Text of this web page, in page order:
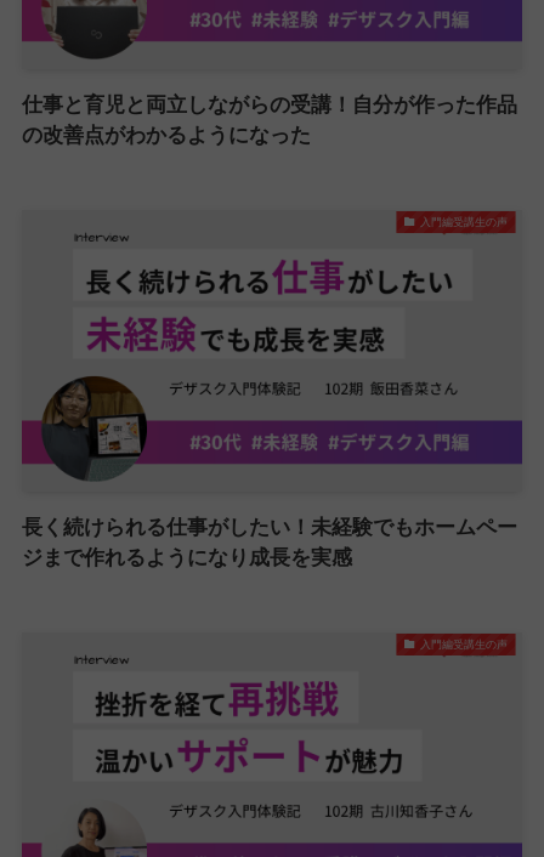
仕事と育児と両立しながらの受講！自分が作った作品
の改善点がわかるようになった
入門編受講生の声
長く続けられる仕事がしたい！未経験でもホームペー
ジまで作れるようになり成長を実感
入門編受講生の声